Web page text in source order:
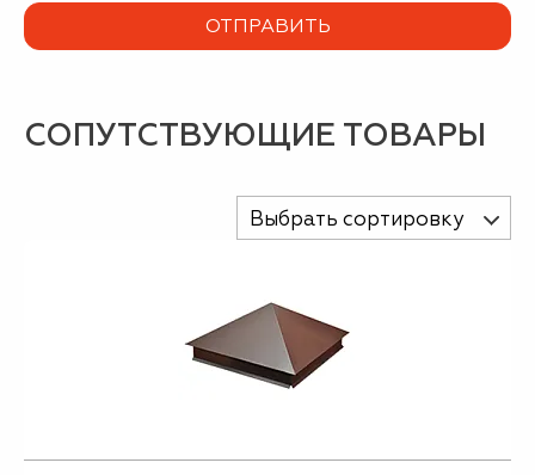
СОПУТСТВУЮЩИЕ ТОВАРЫ
Выбрать сортировку